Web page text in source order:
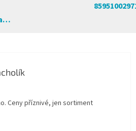
je 4 z 5 hvězdiček.
Ceny příznivé, jen sortiment